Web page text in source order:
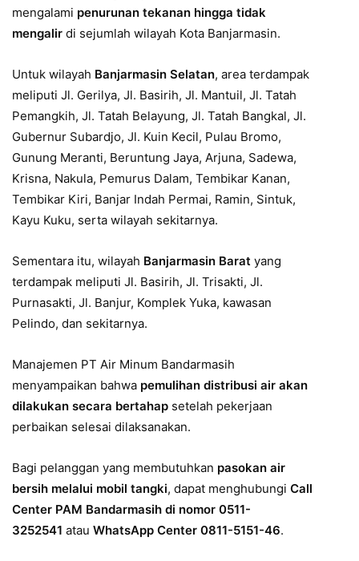
mengalami penurunan tekanan hingga tidak
mengalir di sejumlah wilayah Kota Banjarmasin.
Untuk wilayah Banjarmasin Selatan, area terdampak
meliputi Jl. Gerilya, Jl. Basirih, Jl. Mantuil, Jl. Tatah
Pemangkih, Jl. Tatah Belayung, Jl. Tatah Bangkal, Jl.
Gubernur Subardjo, Jl. Kuin Kecil, Pulau Bromo,
Gunung Meranti, Beruntung Jaya, Arjuna, Sadewa,
Krisna, Nakula, Pemurus Dalam, Tembikar Kanan,
Tembikar Kiri, Banjar Indah Permai, Ramin, Sintuk,
Kayu Kuku, serta wilayah sekitarnya.
Sementara itu, wilayah Banjarmasin Barat yang
terdampak meliputi Jl. Basirih, Jl. Trisakti, Jl.
Purnasakti, Jl. Banjur, Komplek Yuka, kawasan
Pelindo, dan sekitarnya.
Manajemen PT Air Minum Bandarmasih
menyampaikan bahwa pemulihan distribusi air akan
dilakukan secara bertahap setelah pekerjaan
perbaikan selesai dilaksanakan.
Bagi pelanggan yang membutuhkan pasokan air
bersih melalui mobil tangki, dapat menghubungi Call
Center PAM Bandarmasih di nomor 0511-
3252541 atau WhatsApp Center 0811-5151-46.